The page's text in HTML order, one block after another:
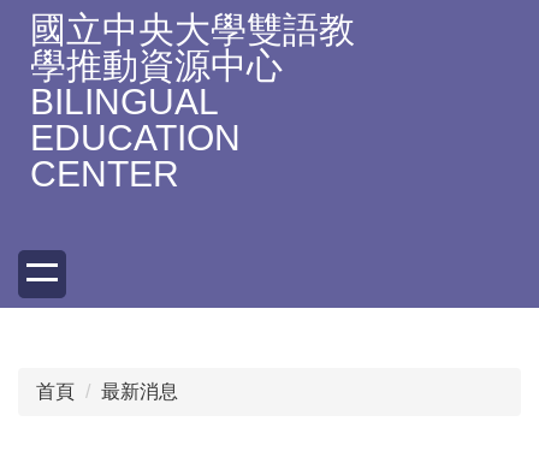
國立中央大學雙語教
學推動資源中心
BILINGUAL
EDUCATION
CENTER
首頁 最新消息